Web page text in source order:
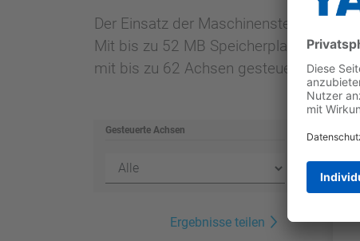
Der Einsatz der
Mit bis zu 52 MB Speicherplatz für
mit bis zu 62 Achsen gesteuert werden.
Gesteuerte Achsen
Ergebnisse teilen